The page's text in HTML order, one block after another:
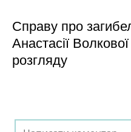
Справу про
Анастасії
розгляду